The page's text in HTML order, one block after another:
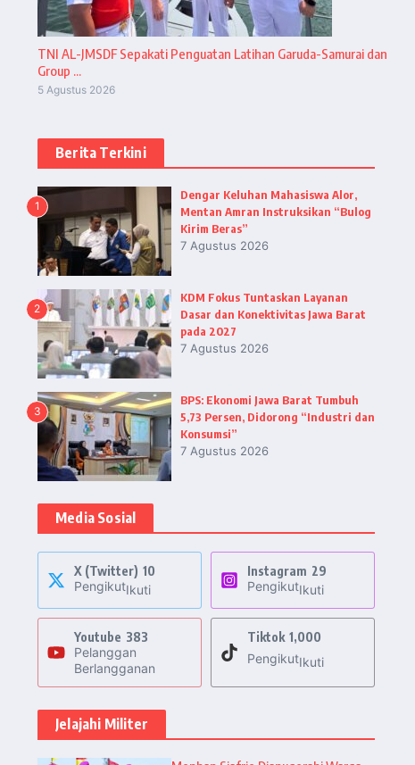
TNI AL-JMSDF Sepakati Penguatan Latihan Garuda-Samurai dan
Group ...
5 Agustus 2026
Berita Terkini
1
Dengar Keluhan Mahasiswa Alor,
Mentan Amran Instruksikan “Bulog
Kirim Beras”
7 Agustus 2026
2
KDM Fokus Tuntaskan Layanan
Dasar dan Konektivitas Jawa Barat
pada 2027
7 Agustus 2026
3
BPS: Ekonomi Jawa Barat Tumbuh
5,73 Persen, Didorong “Industri dan
Konsumsi”
7 Agustus 2026
Media Sosial
X (Twitter) 10
PengikutIkuti
Instagram 29
PengikutIkuti
Youtube 383
Pelanggan
Berlangganan
Tiktok 1,000
PengikutIkuti
Jelajahi Militer